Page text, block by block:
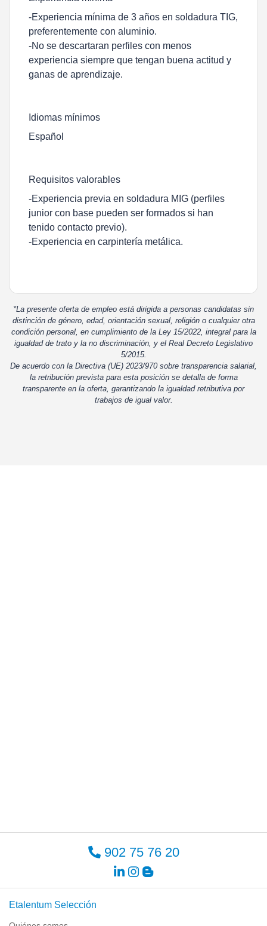
-Experiencia mínima de 3 años en soldadura TIG,
preferentemente con aluminio.
-No se descartaran perfiles con menos
experiencia siempre que tengan buena actitud y
ganas de aprendizaje.
Idiomas mínimos
Español
Requisitos valorables
-Experiencia previa en soldadura MIG (perfiles
junior con base pueden ser formados si han
tenido contacto previo).
-Experiencia en carpintería metálica.
*La presente oferta de empleo está dirigida a personas candidatas sin
distinción de género, edad, orientación sexual, religión o cualquier otra
condición personal, en cumplimiento de la Ley 15/2022, integral para la
igualdad de trato y la no discriminación, y el Real Decreto Legislativo
5/2015.
De acuerdo con la Directiva (UE) 2023/970 sobre transparencia salarial,
la retribución prevista para esta posición se detalla de forma
transparente en la oferta, garantizando la igualdad retributiva por
trabajos de igual valor.
902 75 76 20
Etalentum Selección